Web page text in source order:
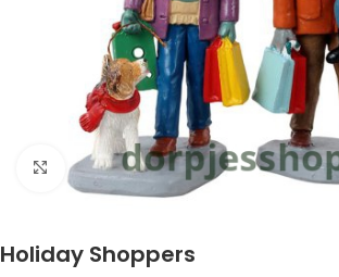
Klik om te vergroten
Holiday Shoppers